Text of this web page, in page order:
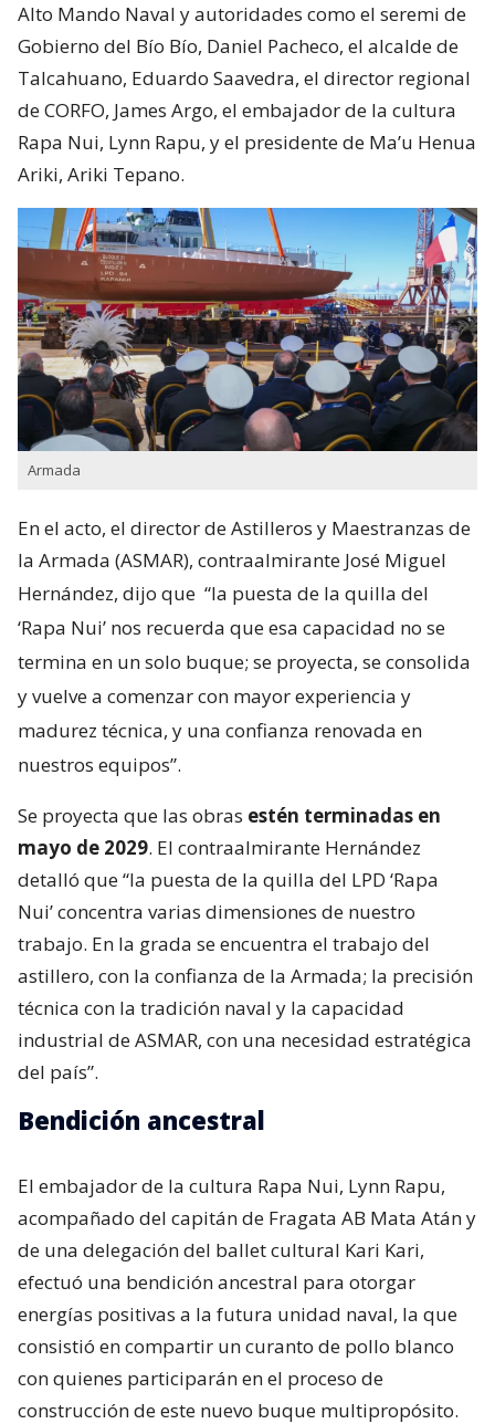
Alto Mando Naval y autoridades como el seremi de
Gobierno del Bío Bío, Daniel Pacheco, el alcalde de
Talcahuano, Eduardo Saavedra, el director regional
de CORFO, James Argo, el embajador de la cultura
Rapa Nui, Lynn Rapu, y el presidente de Ma’u Henua
Ariki, Ariki Tepano.
Armada
En el acto, el director de Astilleros y Maestranzas de
la Armada (ASMAR), contraalmirante José Miguel
Hernández, dijo que “la puesta de la quilla del
‘Rapa Nui’ nos recuerda que esa capacidad no se
termina en un solo buque; se proyecta, se consolida
y vuelve a comenzar con mayor experiencia y
madurez técnica, y una confianza renovada en
nuestros equipos”.
Se proyecta que las obras estén terminadas en
mayo de 2029. El contraalmirante Hernández
detalló que “la puesta de la quilla del LPD ‘Rapa
Nui’ concentra varias dimensiones de nuestro
trabajo. En la grada se encuentra el trabajo del
astillero, con la confianza de la Armada; la precisión
técnica con la tradición naval y la capacidad
industrial de ASMAR, con una necesidad estratégica
del país”.
Bendición ancestral
El embajador de la cultura Rapa Nui, Lynn Rapu,
acompañado del capitán de Fragata AB Mata Atán y
de una delegación del ballet cultural Kari Kari,
efectuó una bendición ancestral para otorgar
energías positivas a la futura unidad naval, la que
consistió en compartir un curanto de pollo blanco
con quienes participarán en el proceso de
construcción de este nuevo buque multipropósito.